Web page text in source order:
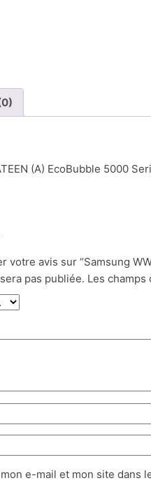
(A) EcoBubble 5000
votre avis sur “Samsung
pas publiée. Les
e-mail et mon site dans